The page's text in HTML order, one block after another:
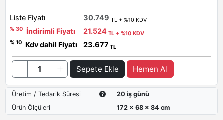
Liste Fiyatı 30.749 TL + %10 KDV
% 30
İndirimli Fiyatı 21.524 TL + %10 KDV
% 10
Kdv dahil Fiyatı 23.677 TL
Sepete Ekle Hemen Al
Üretim / Tedarik Süresi
20 iş günü
Ürün Ölçüleri
172 x 68 x 84 cm